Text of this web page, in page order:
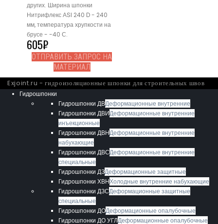
других. Ширина шпонки
Нитрифлекс АSI 240 D - 240
мм, температура хрупкости на
брусе - -40 С.
605₽
ОТПРАВИТЬ ЗАПРОС НА
МАТЕРИАЛ
Exjoint.ru - гидроизоляционные шпонки для строительных швов
Гидрошпонки
Гидрошпонки ДВДеформационные внутренние
Гидрошпонки ДВИДеформационные внутренние
инъекционные
Гидрошпонки ДВНДеформационные внутренние
набухающие
Гидрошпонки ДВСДеформационные внутренние
специальные
Гидрошпонки ДЗДеформационные защитные
Гидрошпонки ХВНХолодные внутренние набухающие
Гидрошпонки ДЗСДеформационные защитные
специальные
Гидрошпонки ДОДеформационные опалубочные
Гидрошпонки ДО УГЛДеформационные опалубочные